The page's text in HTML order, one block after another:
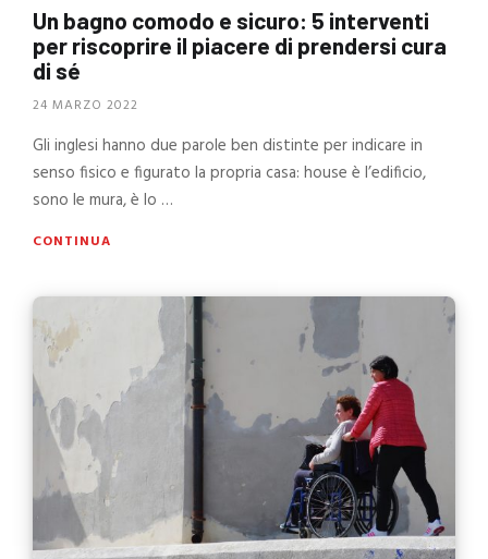
Un bagno comodo e sicuro: 5 interventi
per riscoprire il piacere di prendersi cura
di sé
24 MARZO 2022
Gli inglesi hanno due parole ben distinte per indicare in
senso fisico e figurato la propria casa: house è l’edificio,
sono le mura, è lo …
CONTINUA